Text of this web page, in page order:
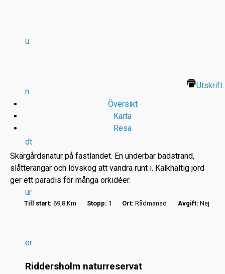
u
n
dt
ur
er
Utskrift
Översikt
Karta
Resa
Skärgårdsnatur på fastlandet. En underbar badstrand,
slåtterängar och lövskog att vandra runt i. Kalkhaltig jord
ger ett paradis för många orkidéer.
Till start: 69,8 Km Stopp: 1 Ort: Rådmansö Avgift: Nej
Riddersholm naturreservat